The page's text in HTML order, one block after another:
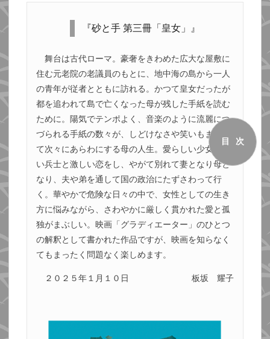
『砂と手 第三冊「皇女」』
舞台は古代ローマ。豪奢をきわめた広大な屋敷に
住む元老院の老議員のもとに、地中海の島から一人
の青年が従者とともに訪れる。かつて皇女だったが
都を追われて島で亡くなった母が残した手紙を読む
ために。陽気でテンポよく、音楽のように流麗につ
づられる手紙の数々が、しどけなさや笑いもまじえ
て次々にあらわにする母の人生。愛らしい少女が若
い兵士と激しい恋をし、やがて別れて妻となり母と
なり、夫や弟を通して国の政治にたずさわって行
く。華やかで危険な日々の中で、女性としての生き
方に悩みながら、さわやかに厳しく貫かれた愛と孤
独がまぶしい。映画「グラディエーター」のひとつ
の解釈として書かれた作品ですが、映画を知らなく
てもまったく問題なく楽しめます。
２０２５年１月１０日 板坂 耀子
目次